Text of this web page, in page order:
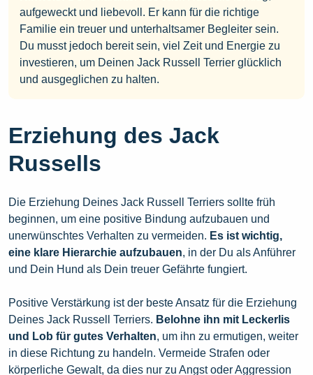
aufgeweckt und liebevoll. Er kann für die richtige
Familie ein treuer und unterhaltsamer Begleiter sein.
Du musst jedoch bereit sein, viel Zeit und Energie zu
investieren, um Deinen Jack Russell Terrier glücklich
und ausgeglichen zu halten.
Erziehung des Jack
Russells
Die Erziehung Deines Jack Russell Terriers sollte früh
beginnen, um eine positive Bindung aufzubauen und
unerwünschtes Verhalten zu vermeiden. Es ist wichtig,
eine klare Hierarchie aufzubauen, in der Du als Anführer
und Dein Hund als Dein treuer Gefährte fungiert.
Positive Verstärkung ist der beste Ansatz für die Erziehung
Deines Jack Russell Terriers. Belohne ihn mit Leckerlis
und Lob für gutes Verhalten, um ihn zu ermutigen, weiter
in diese Richtung zu handeln. Vermeide Strafen oder
körperliche Gewalt, da dies nur zu Angst oder Aggression